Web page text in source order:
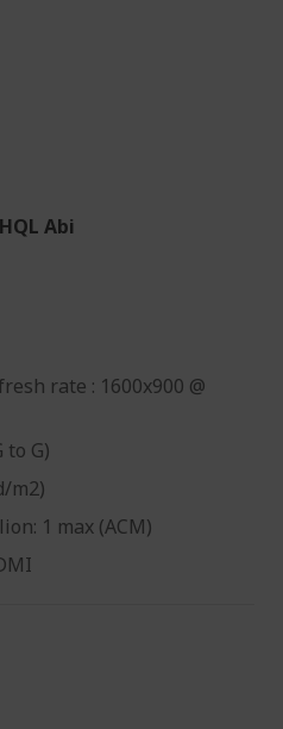
Abi
rate : 1600x900 @
to G)
m2)
1 max (ACM)